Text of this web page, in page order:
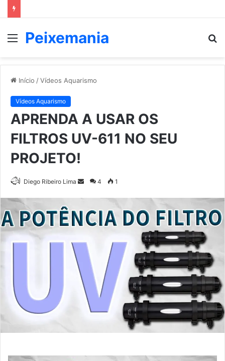
Menu
Peixemania
Início /Vídeos Aquarismo
Vídeos Aquarismo
APRENDA A USAR OS
FILTROS UV-611 NO SEU
PROJETO!
Diego Ribeiro Lima
Mande
mail
4 1